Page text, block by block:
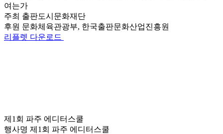
여는가
주최 출판도시문화재단
후원 문화체육관광부, 한국출판문화산업진흥원
리플렛 다운로드
제1회 파주 에디터스쿨
행사명 제1회 파주 에디터스쿨